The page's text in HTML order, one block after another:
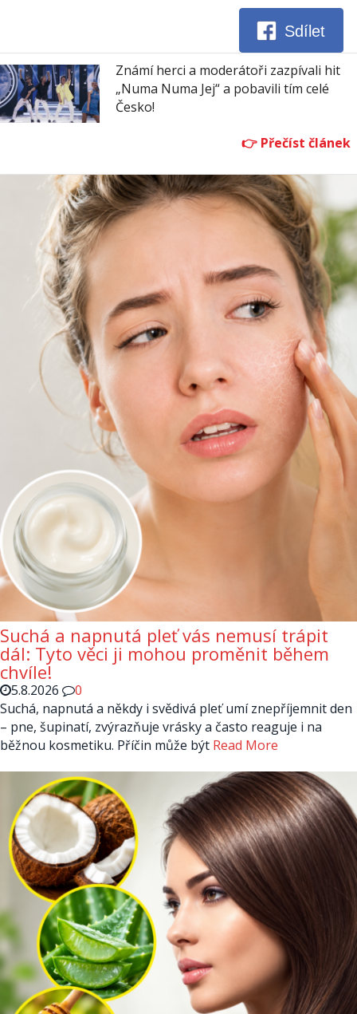
Sdílet
Známí herci a moderátoři zazpívali hit
„Numa Numa Jej“ a pobavili tím celé
Česko!
Suchá a napnutá pleť vás nemusí trápit
dál: Tyto věci ji mohou proměnit během
chvíle!
5.8.2026
0
Suchá, napnutá a někdy i svědivá pleť umí znepříjemnit den
– pne, šupinatí, zvýrazňuje vrásky a často reaguje i na
běžnou kosmetiku. Příčin může být Read More